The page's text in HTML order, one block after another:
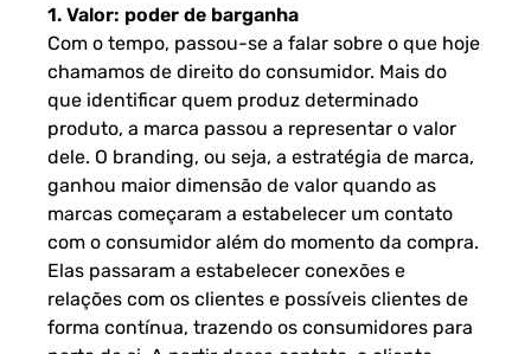
1. Valor: poder de barganha
Com o tempo, passou-se a falar sobre o que hoje
chamamos de direito do consumidor. Mais do
que identificar quem produz determinado
produto, a marca passou a representar o valor
dele. O branding, ou seja, a estratégia de marca,
ganhou maior dimensão de valor quando as
marcas começaram a estabelecer um contato
com o consumidor além do momento da compra.
Elas passaram a estabelecer conexões e
relações com os clientes e possíveis clientes de
forma contínua, trazendo os consumidores para